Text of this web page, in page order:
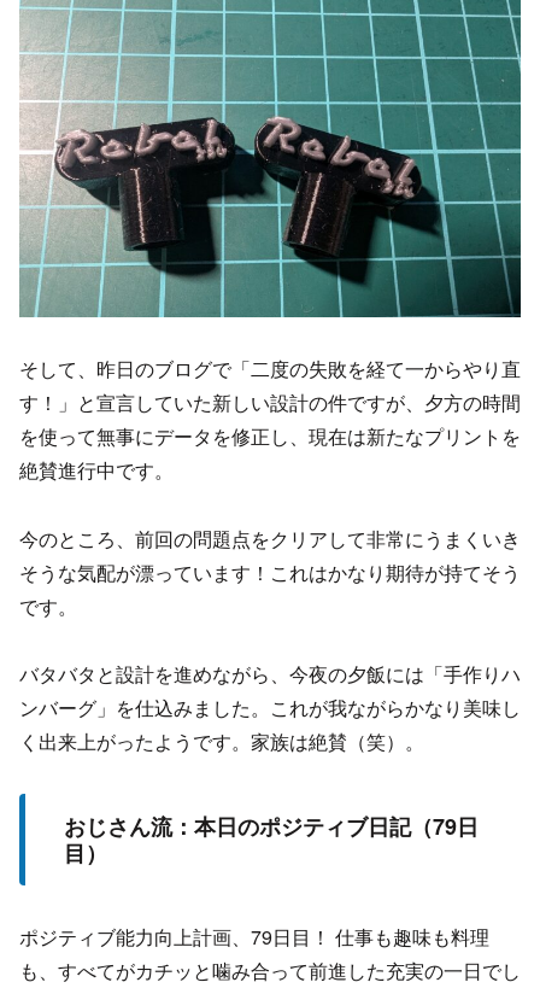
そして、昨日のブログで「二度の失敗を経て一からやり直
す！」と宣言していた新しい設計の件ですが、夕方の時間
を使って無事にデータを修正し、現在は新たなプリントを
絶賛進行中です。
今のところ、前回の問題点をクリアして非常にうまくいき
そうな気配が漂っています！これはかなり期待が持てそう
です。
バタバタと設計を進めながら、今夜の夕飯には「手作りハ
ンバーグ」を仕込みました。これが我ながらかなり美味し
く出来上がったようです。家族は絶賛（笑）。
おじさん流：本日のポジティブ日記（79日
目）
ポジティブ能力向上計画、79日目！ 仕事も趣味も料理
も、すべてがカチッと噛み合って前進した充実の一日でし